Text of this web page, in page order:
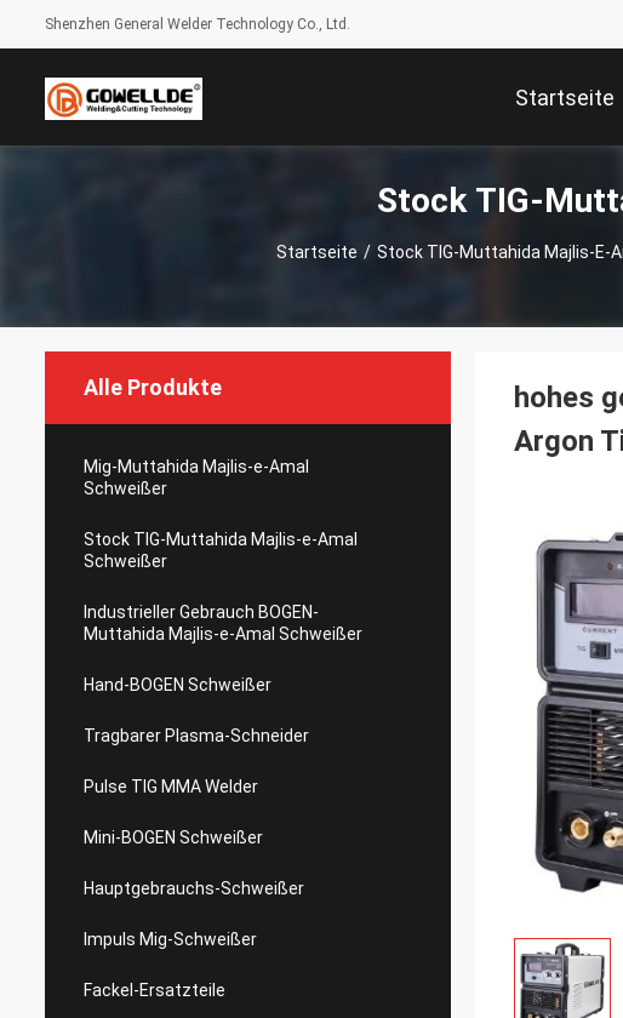
Shenzhen General Welder Technology Co., Ltd.
Startseite
Stock TIG-
Startseite / Stock TIG-Muttahida Majlis-E-
Alle Produkte
Mig-Muttahida Majlis-e-Amal
Schweißer
Stock TIG-Muttahida Majlis-e-Amal
Schweißer
Industrieller Gebrauch BOGEN-
Muttahida Majlis-e-Amal Schweißer
Hand-BOGEN Schweißer
Tragbarer Plasma-Schneider
Pulse TIG MMA Welder
Mini-BOGEN Schweißer
Hauptgebrauchs-Schweißer
Impuls Mig-Schweißer
Fackel-Ersatzteile
hohes
Argon